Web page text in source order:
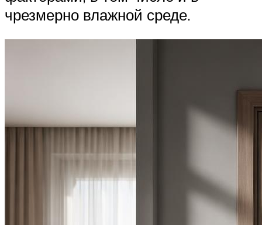
чрезмерно влажной среде.